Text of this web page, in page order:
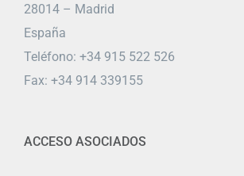
28014 – Madrid
España
Teléfono: +34 915 522 526
Fax: +34 914 339155
ACCESO ASOCIADOS